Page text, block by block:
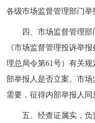
各级市场监督管理部门举
四、市场监督管理
《市场监督管理投诉举
理总局令第61号）有关
部举报人是否立案。市
需要，征得内部举报人同
五、经查证属实，